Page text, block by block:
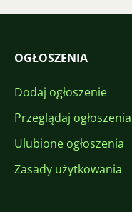
OGŁOSZENIA
Dodaj ogłoszenie
Przeglądaj ogłoszenia
Ulubione ogłoszenia
Zasady użytkowania